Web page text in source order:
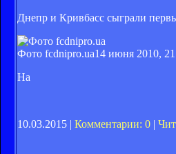
Днепр и Кривбасс сыграли
Фото fcdnipro.ua14 июня 2010,
На
10.03.2015 | Комментарии: 0 |